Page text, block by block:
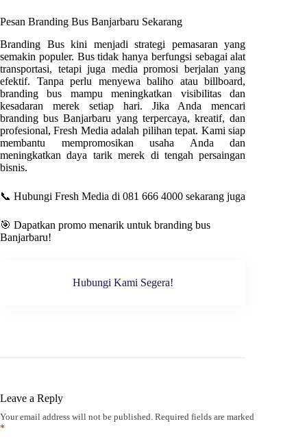
Pesan Branding Bus Banjarbaru Sekarang
Branding Bus kini menjadi strategi pemasaran yang
semakin populer. Bus tidak hanya berfungsi sebagai alat
transportasi, tetapi juga media promosi berjalan yang
efektif. Tanpa perlu menyewa baliho atau billboard,
branding bus mampu meningkatkan visibilitas dan
kesadaran merek setiap hari. Jika Anda mencari
branding busBanjarbaru yang terpercaya, kreatif, dan
profesional, Fresh Media adalah pilihan tepat. Kami siap
membantu mempromosikan usaha Anda dan
meningkatkan daya tarik merek di tengah persaingan
bisnis.
📞 Hubungi Fresh Media di 081 666 4000 sekarang juga
🎯 Dapatkan promo menarik untuk branding bus
Banjarbaru!
Hubungi Kami Segera!
Leave a Reply
Your email address will not be published. Required fields are marked
*